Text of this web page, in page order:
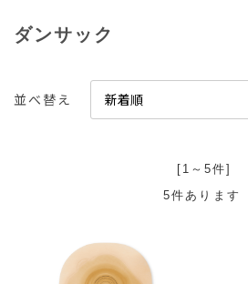
ダンサック
並べ替え
[1～5件]
5件あります